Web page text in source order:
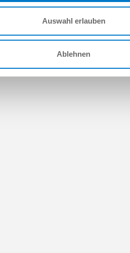
Auswahl erlauben
Ablehnen